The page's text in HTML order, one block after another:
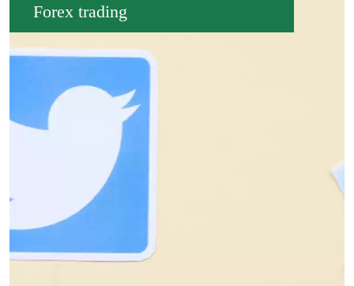
Forex trading